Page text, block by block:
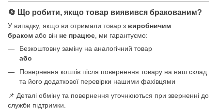
🔄 Що робити, якщо товар виявився бракованим?
У випадку, якщо ви отримали товар з виробничим
браком або він не працює , ми гарантуємо:
Безкоштовну заміну на аналогічний товар
або
Повернення коштів після повернення товару на наш склад
та його додаткової перевірки нашими фахівцями
📌 Деталі обміну та повернення уточнюються при зверненні до
служби підтримки.